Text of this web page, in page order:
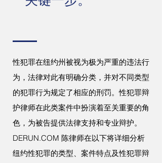
性犯罪在纽约州被视为极为严重的违法行
为，法律对此有明确分类，并对不同类型
的犯罪行为规定了相应的刑罚。性犯罪辩
护律师在此类案件中扮演着至关重要的角
色，为被告提供法律支持和专业辩护。
DERUN.COM 陈律师在以下将详细分析
纽约性犯罪的类型、案件特点及性犯罪辩